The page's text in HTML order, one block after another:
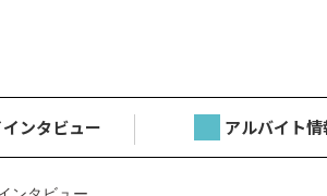
ンタビュー アルバイト情